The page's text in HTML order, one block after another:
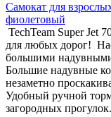
Самокат для
фиолетовый
TechTeam Super Jet
для любых дорог!
большими
Большие надувные
незаметно
Удобный ручной
загородных